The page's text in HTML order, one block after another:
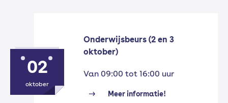
02
oktober
Onderwijsbeurs (2 en 3
oktober)
Van 09:00 tot 16:00 uur
Meer informatie!